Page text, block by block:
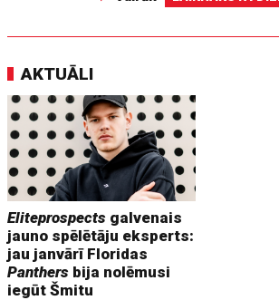
AKTUĀLI
Eliteprospects galvenais
jauno spēlētāju eksperts:
jau janvārī Floridas
Panthers bija nolēmusi
iegūt Šmitu